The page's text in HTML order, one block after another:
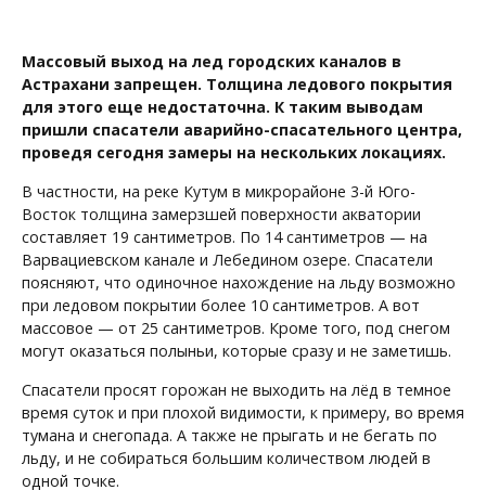
Массовый выход на лед городских каналов в
Астрахани запрещен. Толщина ледового покрытия
для этого еще недостаточна. К таким выводам
пришли спасатели аварийно-спасательного центра,
проведя сегодня замеры на нескольких локациях.
В частности, на реке Кутум в микрорайоне 3-й Юго-
Восток толщина замерзшей поверхности акватории
составляет 19 сантиметров. По 14 сантиметров — на
Варвациевском канале и Лебедином озере. Спасатели
поясняют, что одиночное нахождение на льду возможно
при ледовом покрытии более 10 сантиметров. А вот
массовое — от 25 сантиметров. Кроме того, под снегом
могут оказаться полыньи, которые сразу и не заметишь.
Спасатели просят горожан не выходить на лёд в темное
время суток и при плохой видимости, к примеру, во время
тумана и снегопада. А также не прыгать и не бегать по
льду, и не собираться большим количеством людей в
одной точке.